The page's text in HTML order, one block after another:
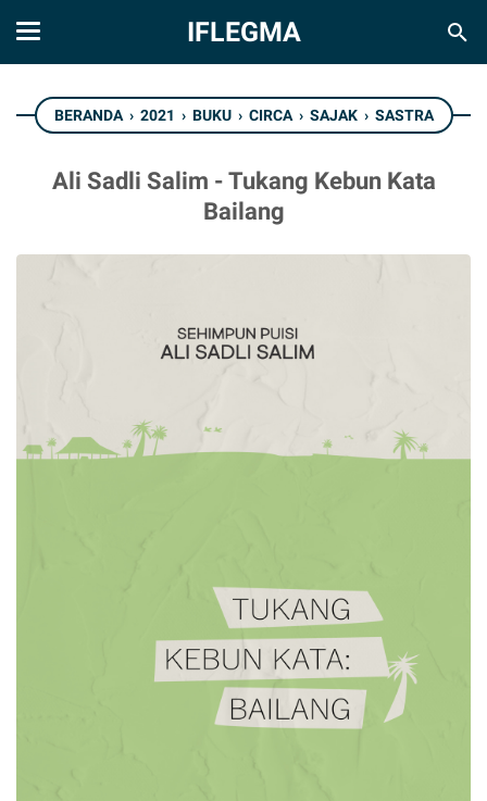
IFLEGMA
BERANDA › 2021 › BUKU › CIRCA › SAJAK › SASTRA
Ali Sadli Salim - Tukang Kebun Kata
Bailang